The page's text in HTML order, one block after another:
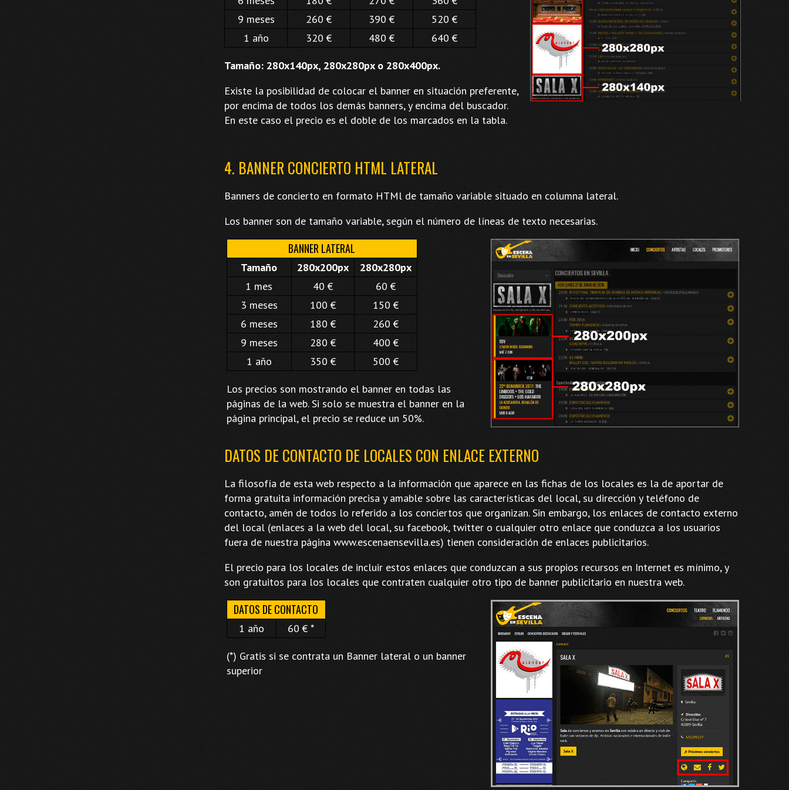
9 meses
260 € 390 €
520 €
1 año
320 € 480 € 640 €
Tamaño: 280x140px, 280x280px o 280x400px.
Existe la posibilidad de colocar el banner en situación preferente,
por encima de todos los demás banners, y encima del buscador.
En este caso el precio es el doble de los marcados en la tabla.
4. BANNER CONCIERTO HTML LATERAL
Banners de concierto en formato HTMl de tamaño variable situado en columna lateral.
Los banner son de tamaño variable, según el número de líneas de texto necesarias.
BANNER LATERAL
Tamaño 280x200px
280x280px
1 mes
40 €
60 €
3 meses
100 €
150 €
6 meses
180 €
260 €
9 meses
280 €
400 €
1 año
350 € 500 €
Los precios son mostrando el banner en todas las
páginas de la web. Si solo se muestra el banner en la
página principal, el precio se reduce un 50%.
DATOS DE CONTACTO DE LOCALES CON ENLACE EXTERNO
La filosofía de esta web respecto a la información que aparece en las fichas de los locales es la de aportar de
forma gratuita información precisa y amable sobre las características del local, su dirección y teléfono de
contacto, amén de todos lo referido a los conciertos que organizan. Sin embargo, los enlaces de contacto externo
del local (enlaces a la web del local, su facebook, twitter o cualquier otro enlace que conduzca a los usuarios
fuera de nuestra página www.escenaensevilla.es) tienen consideración de enlaces publicitarios.
El precio para los locales de incluir estos enlaces que conduzcan a sus propios recursos en Internet es mínimo, y
son gratuitos para los locales que contraten cualquier otro tipo de banner publicitario en nuestra web.
DATOS DE CONTACTO
1 año 60 € *
(*) Gratis si se contrata un Banner lateral o un banner
superior